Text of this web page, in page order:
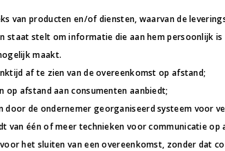
van producten en/of diensten, waarvan de
staat stelt om informatie die aan hem persoonlijk
maakt.
af te zien van de overeenkomst op afstand;
afstand aan consumenten aanbiedt;
de ondernemer georganiseerd systeem voor
één of meer technieken voor communicatie op
het sluiten van een overeenkomst, zonder dat